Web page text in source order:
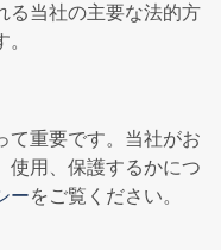
る当社の主要な法的方
て重要です。当社がお
使用、保護するかにつ
ーをご覧ください。